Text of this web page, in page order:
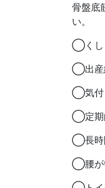
骨盤底
い。
◯くし
◯出産
◯気付
◯定期
◯長時
◯腰が